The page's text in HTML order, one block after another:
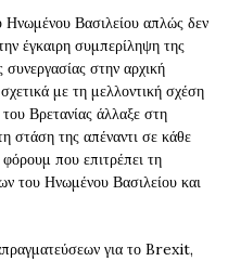
Ηνωμένου Βασιλείου απλώς δεν
έγκαιρη συμπερίληψη της
συνεργασίας στην αρχική
με τη μελλοντική σχέση
Βρετανίας άλλαξε στη
στάση της απέναντι σε κάθε
που επιτρέπει τη
του Ηνωμένου Βασιλείου και
για το Brexit,